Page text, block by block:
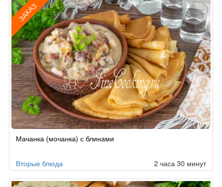
ЗАКАЗ
поМачанка (мочанка) с блинами
Вторые блюда 2 часа 30 минут